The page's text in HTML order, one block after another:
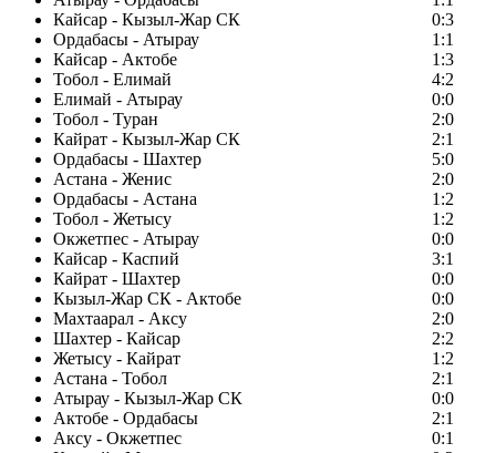
Кайсар - Кызыл-Жар СК
0:3
Ордабасы - Атырау
1:1
Кайсар - Актобе
1:3
Тобол - Елимай
4:2
Елимай - Атырау
0:0
Тобол - Туран
2:0
Кайрат - Кызыл-Жар СК
2:1
Ордабасы - Шахтер
5:0
Астана - Женис
2:0
Ордабасы - Астана
1:2
Тобол - Жетысу
1:2
Окжетпес - Атырау
0:0
Кайсар - Каспий
3:1
Кайрат - Шахтер
0:0
Кызыл-Жар СК - Актобе
0:0
Махтаарал - Аксу
2:0
Шахтер - Кайсар
2:2
Жетысу - Кайрат
1:2
Астана - Тобол
2:1
Атырау - Кызыл-Жар СК
0:0
Актобе - Ордабасы
2:1
Аксу - Окжетпес
0:1